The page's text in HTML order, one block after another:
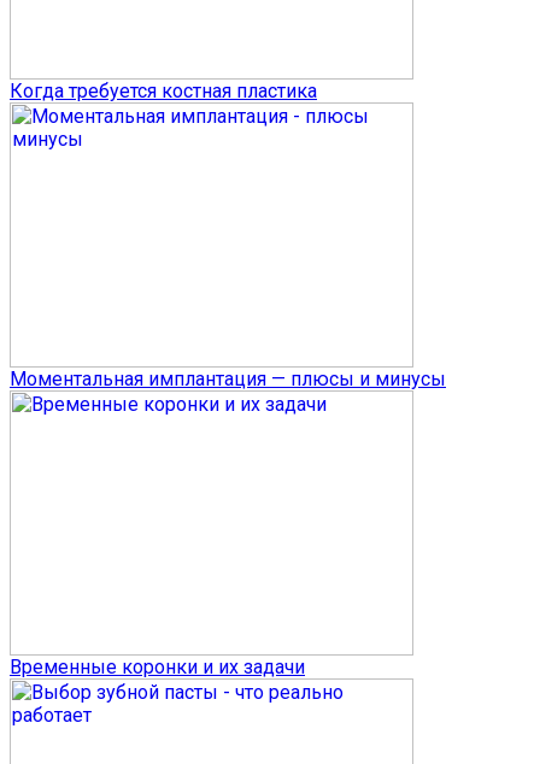
Когда требуется костная пластика
Моментальная имплантация — плюсы и минусы
Временные коронки и их задачи